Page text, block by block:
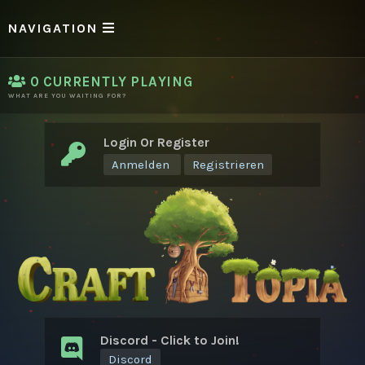
NAVIGATION
0 CURRENTLY PLAYING
WHAT ARE YOU WAITING FOR?
Login Or Register
Anmelden Registrieren
Discord - Click to Join!
Discord